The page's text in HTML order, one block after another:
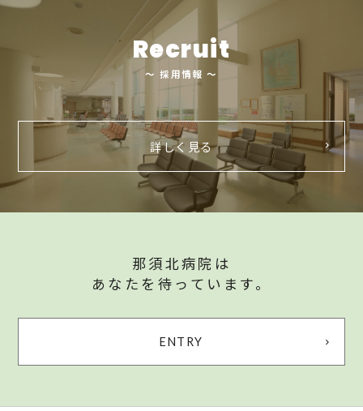
Recruit
～ 採用情報 ～
詳しく見る
那須北病院は
あなたを待っています。
ENTRY